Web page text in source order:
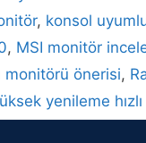
, konsol
, MSI monitör
monitörü önerisi,
yenileme